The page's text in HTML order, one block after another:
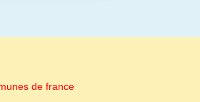
de france